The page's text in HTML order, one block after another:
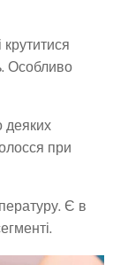
Особливо
деяких
при
Є в